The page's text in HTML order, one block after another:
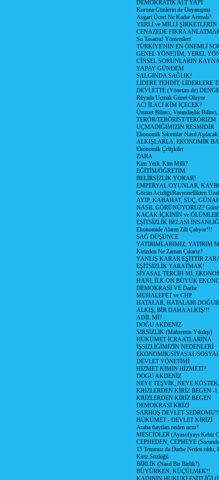
DEMOKRATİK ALT YAPI
Korona Günlerin de Dayanışma
Asgari Ücret Ne Kadar Artmalı?
YERLİ ve MİLLİ
CENAZEDE FIKRA
Su Tasarruf Yöntemleri
TÜRKİYE'NİN EN ÖNEMLİ
GENEL YÖNETİM, YEREL
CİNSEL SORUNLARIN
YAPAY GÜNDEM
SALGINDA SAĞLIK!
LİDERE TEHDİT, LİDERLERE
DEVLETTE (Yönetim de)
Rüyada Uçmak Güzel Oluyor
ACI İLACI KİM İÇECEK?
Ümmet Bilinci, Vatandaşlık
TERÖR/TERÖRİST/TERÖRİZM
UÇMADIĞIMIZIN RESMİDİR
Ekonomik Sıkıntılar Nasıl
ALKIŞLARLA, EKONOMİK
Ekonomik Çelişkiler
ZARA
Kim Yerli, Kim Milli?
EĞİTİM/ÖĞRETİM
BELİRSİZLİK YORAR!
EMPERYAL OYUNLAR,
Gücün Acizliği/Rasyonellikten
AYIP, KABAHAT, SUÇ,
NASIL GÖRÜNÜYORUZ?
KACAK İÇKİNİN ve
EŞİTSİZLİK BELASI
Ekonomide Alarm Zili Çalıyor!!!
SAĞ DÜŞÜNCE
YATIRIMLARIMIZ, YATIRIM
Kirizden Ne Zaman Çıkarız?
YANLIŞ KARAR EŞİTTİR
EŞİTSİZLİK YARATMAK!
SİYASAL TERCİH Mİ,
HANİ, İLK ON BÜYÜK
DEMOKRASİ VE Darbe
MUHALEFET ve CHP
HATALAR, HATALARI
ALKIŞ, BİR DAHA ALKIŞ!!!
ADİL Mİ?
DOĞU AKDENİZ
SIRSIZLIK (Mahremin Yıkılışı)
HÜKÜMET İCRAATLARINA
İŞSİZLİĞİMİZİN NEDENLERİ
EKONOMİK/SİYASAL/
DEVLET YÖNETİMİ
HİZMET KİMİN HİZMETİ?
DOGU AKDENİZ
NEYE TEŞVİK, NEYE
KRİZLERDEN KİRİZ BEGEN -1
KRİZLERDEN KİRİZ BEGEN
DEMOKRASİ KRİZİ
SARHOŞ DEVLET SEDROMU!!
HÜKÜMET - DEVLET KİRİZİ
Araba fiaytları neden uctu?
MESCİDLER (Ayasofyayı Kebir
CEPHEDEN, CEPHEYE
15 Temmuz da Darbe Neden oldu,
Kiriz Sözlüğü
BİRLİK (Nasıl Bir Birlik?)
BÜYÜRKEN, KÜÇÜLMEK!!
KADININ HUKUKİ EŞİTLİĞİ